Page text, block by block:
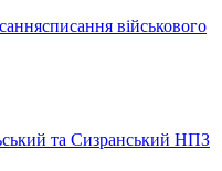
списання військового
та Сизранський НПЗ